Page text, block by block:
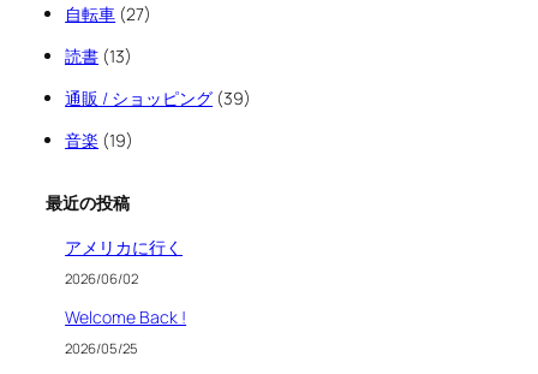
自転車 (27)
読書 (13)
通販 / ショッピング (39)
音楽 (19)
最近の投稿
アメリカに行く
2026/06/02
Welcome Back !
2026/05/25